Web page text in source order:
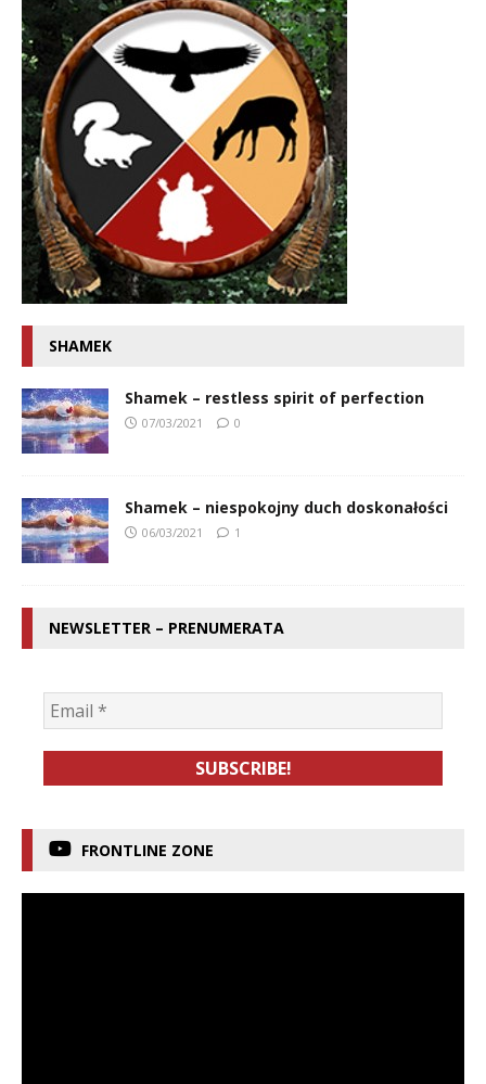
SHAMEK
Shamek – restless spirit of perfection
07/03/2021 0
Shamek – niespokojny duch doskonałości
06/03/2021 1
NEWSLETTER – PRENUMERATA
FRONTLINE ZONE